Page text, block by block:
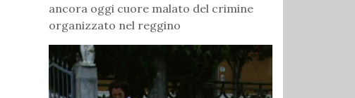
ancora oggi cuore malato del crimine
organizzato nel reggino